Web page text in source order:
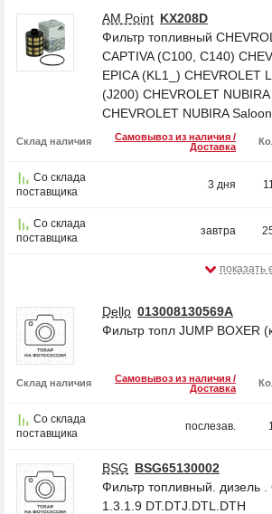
AM Point KX208D
Фильтр топливный
CAPTIVA (C100, C140)
EPICA (KL1_) CHEVROLET
(J200) CHEVROLET
CHEVROLET NUBIRA
Склад наличия
Самовывоз из наличия /
Доставка
Со склада
поставщика
3 дня
Со склада
поставщика
завтра
Dello 013008130569A
Фильтр топл JUMP BOXER
Склад наличия
Самовывоз из наличия /
Доставка
Со склада
поставщика
послезав.
BSG BSG65130002
Фильтр топливный. дизель .
1.3.1.9 DT.DTJ.DTL.DTH